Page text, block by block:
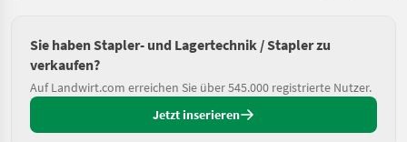
Sie haben Stapler- und Lagertechnik / Stapler zu
verkaufen?
Auf Landwirt.com erreichen Sie über 545.000 registrierte Nutzer.
Jetzt inserieren